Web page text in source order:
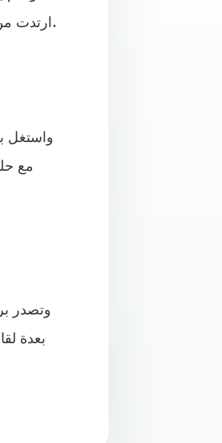
ارتدت من دفاع أرسنال لتصل إلى لاعب الوسط سيرجي كانوس الذي راوغ وسدد في المرمى.
واستغل
وتصدر
بعدة